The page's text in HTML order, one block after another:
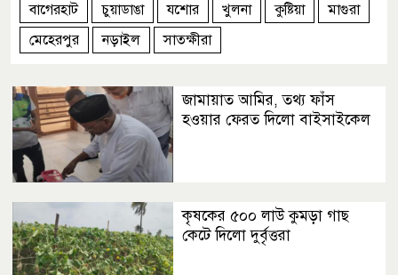
বাগেরহাট চুয়াডাঙা যশোর খুলনা কুষ্টিয়া
মাগুরা
মেহেরপুর
নড়াইল সাতক্ষীরা
জামায়াত আমির, তথ্য ফাঁস
হওয়ার ফেরত দিলো বাইসাইকেল
কৃষকের ৫০০ লাউ কুমড়া গাছ
কেটে দিলো দুর্বৃত্তরা